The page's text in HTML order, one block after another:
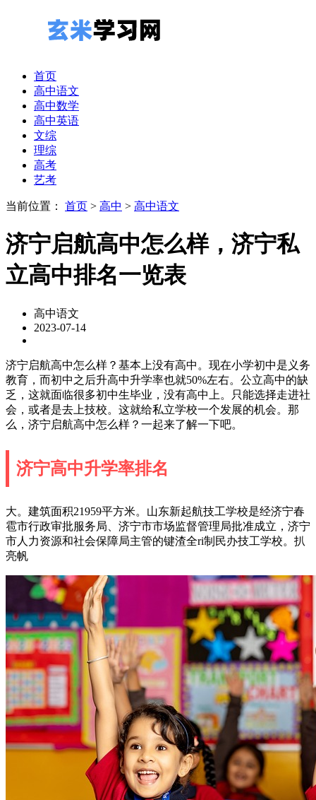
首页
高中语文
高中数学
高中英语
文综
理综
高考
艺考
当前位置： 首页 > 高中 > 高中语文
济宁启航高中怎么样，济宁私
立高中排名一览表
高中语文
2023-07-14
济宁启航高中怎么样？基本上没有高中。现在小学初中是义务
教育，而初中之后升高中升学率也就50%左右。公立高中的缺
乏，这就面临很多初中生毕业，没有高中上。只能选择走进社
会，或者是去上技校。这就给私立学校一个发展的机会。那
么，济宁启航高中怎么样？一起来了解一下吧。
济宁高中升学率排名
大。建筑面积21959平方米。山东新起航技工学校是经济宁春
雹市行政审批服务局、济宁市市场监督管理局批准成立，济宁
市人力资源和社会保障局主管的键渣全ri制民办技工学校。扒
亮帆